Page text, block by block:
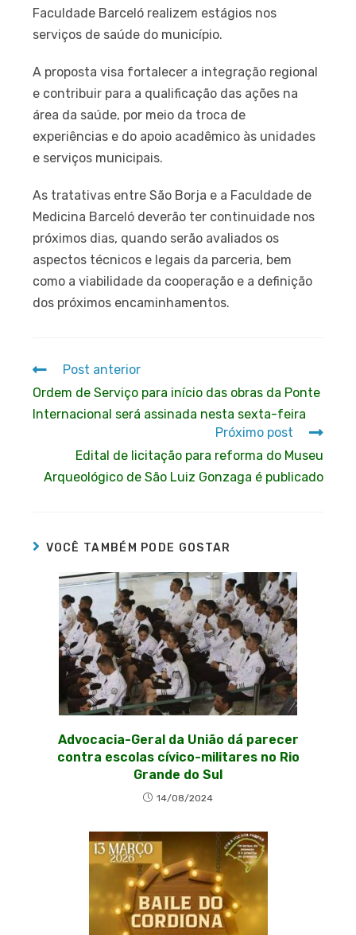
Faculdade Barceló realizem estágios nos
serviços de saúde do município.
A proposta visa fortalecer a integração regional
e contribuir para a qualificação das ações na
área da saúde, por meio da troca de
experiências e do apoio acadêmico às unidades
e serviços municipais.
As tratativas entre São Borja e a Faculdade de
Medicina Barceló deverão ter continuidade nos
próximos dias, quando serão avaliados os
aspectos técnicos e legais da parceria, bem
como a viabilidade da cooperação e a definição
dos próximos encaminhamentos.
Post anterior
Ordem de Serviço para início das obras da Ponte
Internacional será assinada nesta sexta-feira
Próximo post
Edital de licitação para reforma do Museu
Arqueológico de São Luiz Gonzaga é publicado
VOCÊ TAMBÉM PODE GOSTAR
Advocacia-Geral da União dá parecer
contra escolas cívico-militares no Rio
Grande do Sul
14/08/2024